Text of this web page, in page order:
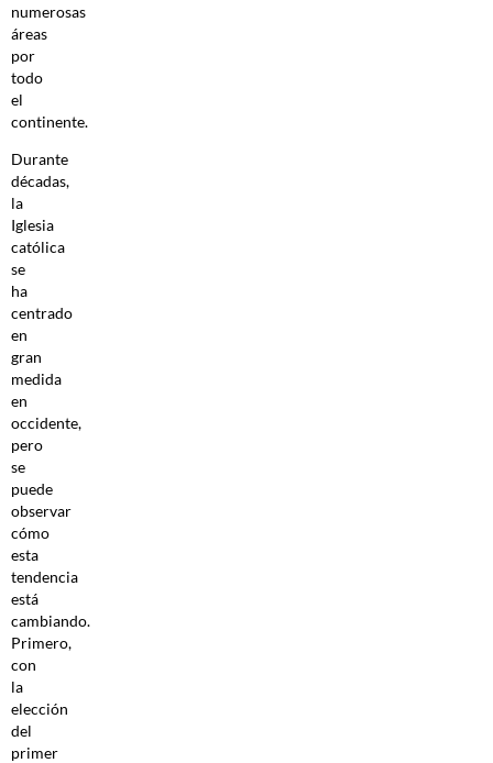
numerosas
áreas
por
todo
el
continente.
Durante
décadas,
la
Iglesia
católica
se
ha
centrado
en
gran
medida
en
occidente,
pero
se
puede
observar
cómo
esta
tendencia
está
cambiando.
Primero,
con
la
elección
del
primer